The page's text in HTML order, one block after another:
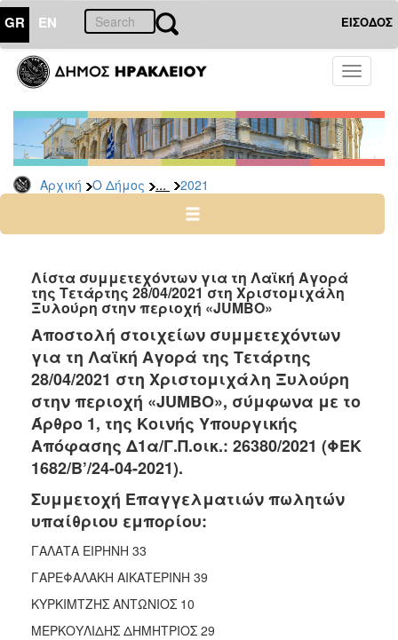
GR EN ΕΙΣΟΔΟΣ
Toggle
Αρχική Ο Δήμος ... 2021
ΔΗΜΟΣ
Δελτία
Τύπου
Αρχείο
2026
2024
2022
2021
2020
2019
2018
2017
2016
2015
2013
2012
2011
2010
2006
Λίστα συμμετεχόντων για τη Λαϊκή Αγορά
της Τετάρτης 28/04/2021 στη Χριστομιχάλη
Ξυλούρη στην περιοχή «JUMBO»
Αποστολή στοιχείων συμμετεχόντων
για τη Λαϊκή Αγορά της Τετάρτης
28/04/2021 στη Χριστομιχάλη Ξυλούρη
στην περιοχή «JUMBO», σύμφωνα με το
Άρθρο 1, της Κοινής Υπουργικής
Απόφασης Δ1α/Γ.Π.οικ.: 26380/2021 (ΦΕΚ
1682/Β’/24-04-2021).
Συμμετοχή Επαγγελματιών πωλητών
υπαίθριου εμπορίου:
ΓΑΛΑΤΑ ΕΙΡΗΝΗ 33
ΓΑΡΕΦΑΛΑΚΗ ΑΙΚΑΤΕΡΙΝΗ 39
ΚΥΡΚΙΜΤΖΗΣ ΑΝΤΩΝΙΟΣ 10
ΜΕΡΚΟΥΛΙΔΗΣ ΔΗΜΗΤΡΙΟΣ 29